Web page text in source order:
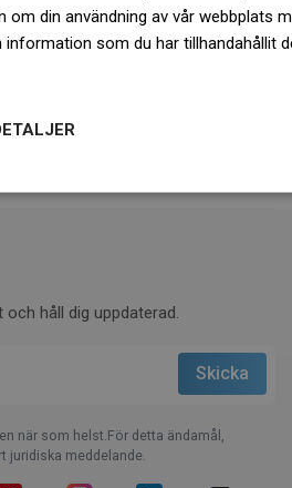

håll dig uppdaterad.
när som helst.För detta ändamål,
juridiska meddelande.
om din användning av vår webbplats
information som du har tillhandahållit